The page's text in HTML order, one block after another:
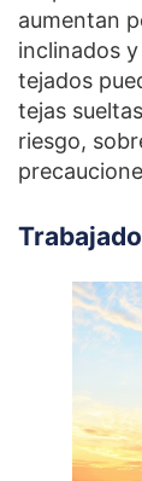
aumentan
inclinados
tejados
tejas
riesgo,